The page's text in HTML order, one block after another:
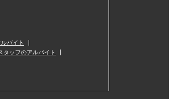
バイト
タッフのアルバイト